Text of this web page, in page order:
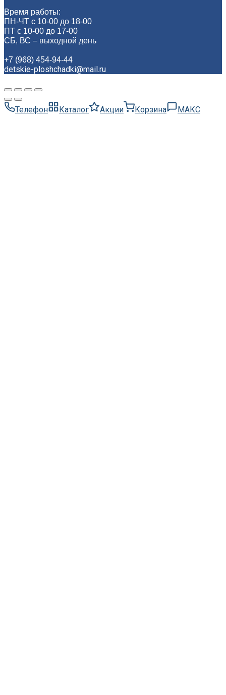
Время работы:
ПН-ЧТ с 10-00 до 18-00
ПТ с 10-00 до 17-00
СБ, ВС – выходной день
+7 (968) 454-94-44
detskie-ploshchadki@mail.ru
Телефон Каталог Акции Корзина МАКС